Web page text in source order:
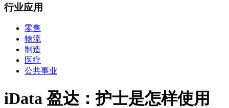
行业应用
零售
物流
制造
医疗
公共事业
iData 盈达：护士是怎样使用